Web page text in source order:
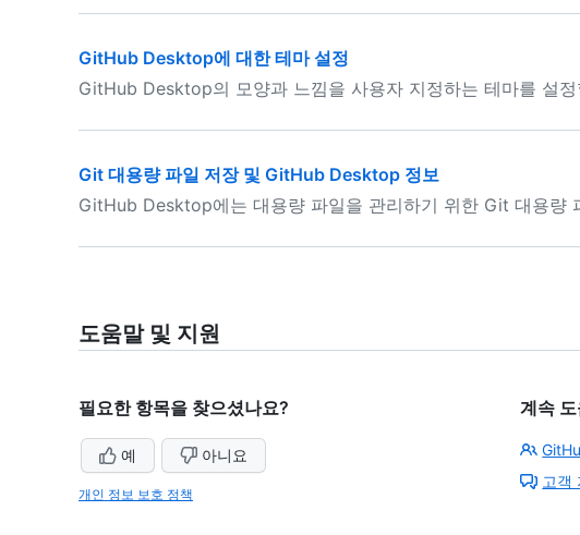
GitHub Desktop에 대한 테마 설정
GitHub Desktop의 모양과 느낌을 사용자 지정하는 테마를 설
Git 대용량 파일 저장 및 GitHub Desktop 정보
GitHub Desktop에는 대용량 파일을 관리하기 위한 Git 대용량
도움말 및 지원
필요한 항목을 찾으셨나요?
예 아니요
개인 정보 보호 정책
계속
고객